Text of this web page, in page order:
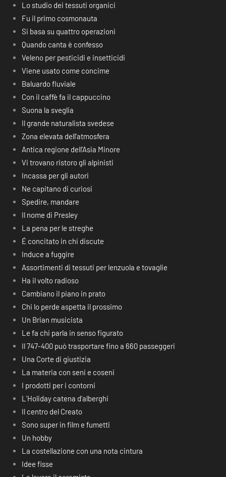
Lo studio dei tessuti organici
Fu il primo cosmonauta
Si basa su quattro operazioni
Quando canta è confesso
Veleno per pesticidi e insetticidi
Viene usato come concime
Baluardo fluviale
Con il caffè fa il cappuccino
Suona la sveglia
Il grande naturalista svedese
Zona elevata dell’atmosfera
Antica regione dell’Asia Minore
Vi trovano ristoro gli alpinisti
Incassa per gli autori
Ne capitano di curiosi
Spedire, mandare
Il nome di Presley
La pena per le streghe
É concitato in chi discute
Induce a fuggire
Assortimenti di tessuti per lenzuola e tovaglie
Ha il volto radioso
Cambiano il piano in prato
Chi lo perde aspetta il prossimo
Un Brian musicista
Le fa chi parla in senso figurato
Il 747-400 può trasportare fino a 660 passeggeri
Una Corte di giustizia
La materia con seni e coseni
I prodotti per i contorni
L’Holiday catena d’alberghi
Il centro del Creato
Sono super in film e fumetti
Un hobby
La costellazione con una nota cintura
Idee fisse